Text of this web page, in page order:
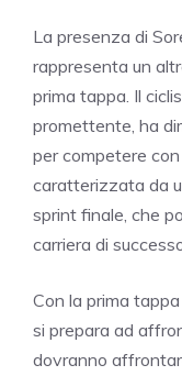
La presenza di
rappresenta un
prima tappa. Il
promettente, ha
per competere
caratterizzata da
sprint finale, che
carriera di
Con la prima
si prepara ad
dovranno